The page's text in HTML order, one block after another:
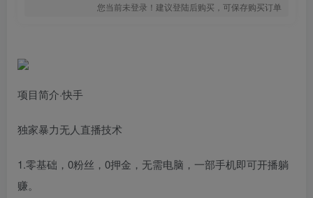
您当前未登录！建议登陆后购买，可保存购买订单
项目简介·快手
独家暴力无人直播技术
1.零基础，0粉丝，0押金，无需电脑，一部手机即可开播躺
赚。